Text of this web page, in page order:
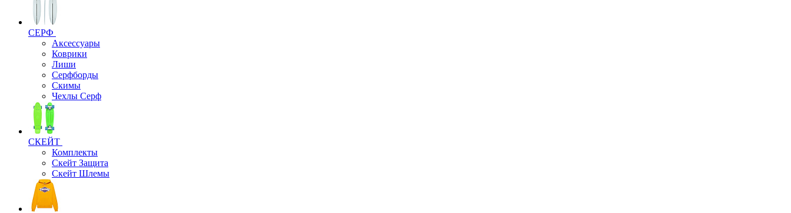
СЕРФ
Аксессуары
Коврики
Лиши
Серфборды
Скимы
Чехлы Cерф
СКЕЙТ
Комплекты
Скейт Защита
Скейт Шлемы